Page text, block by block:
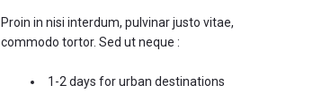
Proin in nisi interdum, pulvinar justo vitae,
commodo tortor. Sed ut neque :
1-2 days for urban destinations